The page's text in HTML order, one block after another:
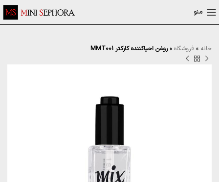
منو
خانه » فروشگاه »روغن احیاکننده کارکتر MMT001